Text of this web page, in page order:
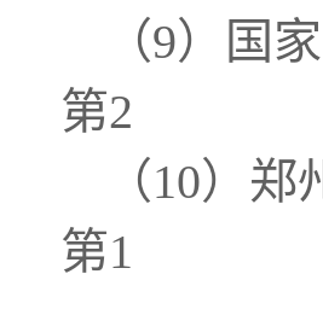
（9）国
第2
（10）
第1